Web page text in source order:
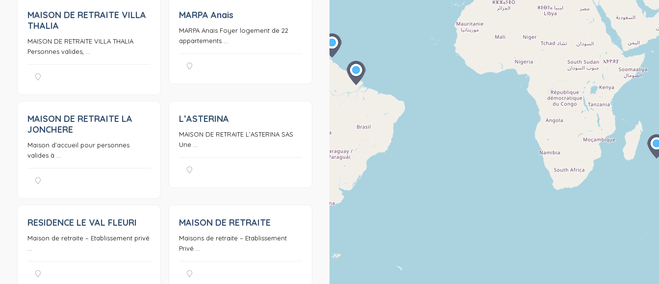
0
MAISON DE RETRAITE VILLA
THALIA
MAISON DE RETRAITE VILLA THALIA
Personnes valides, ...
MARPA Anais
MARPA Anais Foyer logement de 22
appartements ...
0
MAISON DE RETRAITE LA
JONCHERE
Maison d’accueil pour personnes
valides à ...
L’ASTERINA
MAISON DE RETRAITE L’ASTERINA SAS
Une ...
0
RESIDENCE LE VAL FLEURI
Maison de retraite – Etablissement privé
MAISON DE RETRAITE
Maisons de retraite – Etablissement
Privé ...